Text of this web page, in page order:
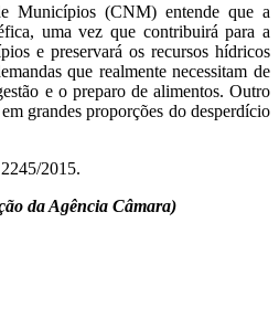
Municípios (CNM) entende que a
uma vez que contribuirá para a
e preservará os recursos hídricos
que realmente necessitam de
e o preparo de alimentos. Outro
grandes proporções do desperdício
2015.
da Agência Câmara)